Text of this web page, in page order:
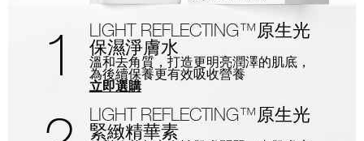
1
LIGHT REFLECTING™原生光
保濕淨膚水
溫和去角質，打造更明亮潤澤的肌底，
為後續保養更有效吸收營養
立即選購
LIGHT REFLECTING™原生光
緊緻精華素